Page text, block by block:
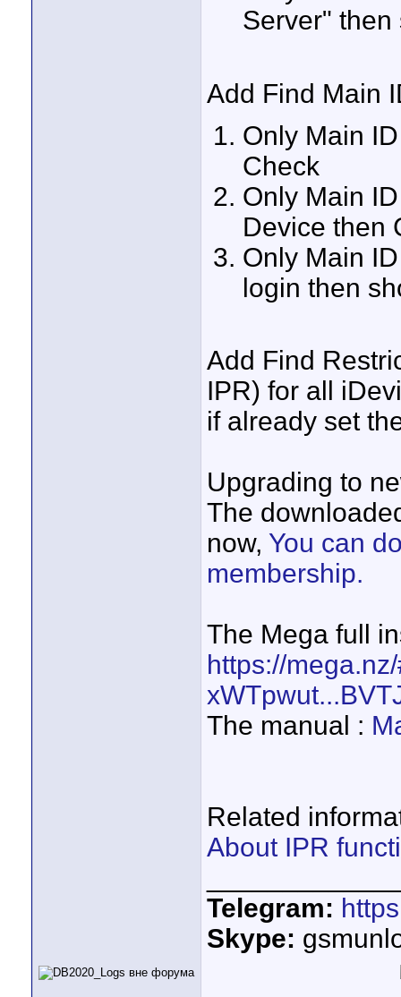
Server"
Add Find Main
Only Main
Check
Only Main
Device then
Only Main
login then
Add Find
IPR) for all
if already set
Upgrading to
The
now, You can
membership.
The Mega full
https://
The manual :
Related
About IPR
Telegram:
Skype: